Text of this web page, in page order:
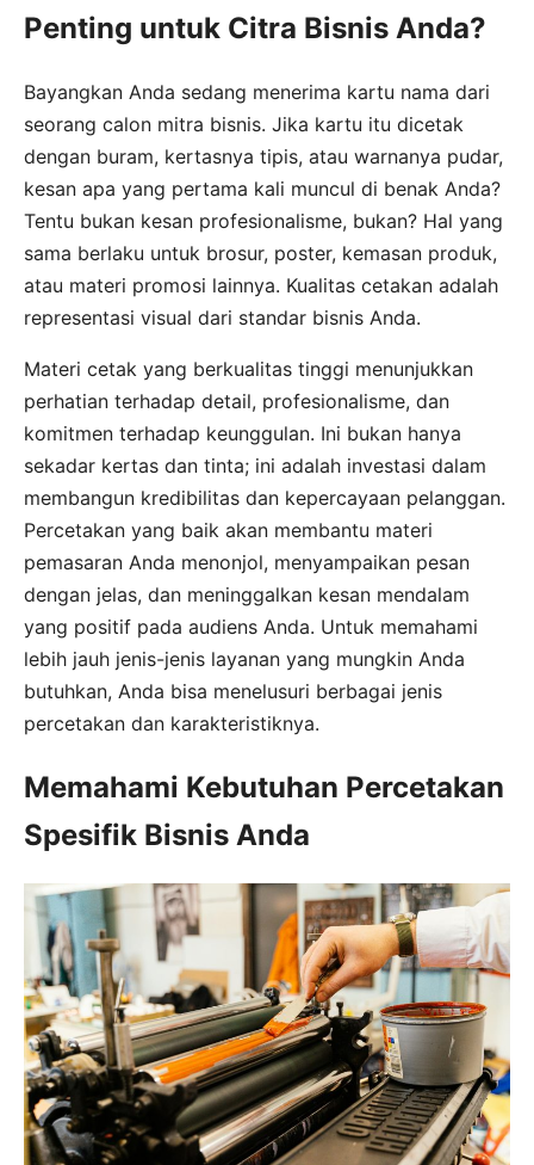
Penting untuk Citra Bisnis Anda?
Bayangkan Anda sedang menerima kartu nama dari
seorang calon mitra bisnis. Jika kartu itu dicetak
dengan buram, kertasnya tipis, atau warnanya pudar,
kesan apa yang pertama kali muncul di benak Anda?
Tentu bukan kesan profesionalisme, bukan? Hal yang
sama berlaku untuk brosur, poster, kemasan produk,
atau materi promosi lainnya. Kualitas cetakan adalah
representasi visual dari standar bisnis Anda.
Materi cetak yang berkualitas tinggi menunjukkan
perhatian terhadap detail, profesionalisme, dan
komitmen terhadap keunggulan. Ini bukan hanya
sekadar kertas dan tinta; ini adalah investasi dalam
membangun kredibilitas dan kepercayaan pelanggan.
Percetakan yang baik akan membantu materi
pemasaran Anda menonjol, menyampaikan pesan
dengan jelas, dan meninggalkan kesan mendalam
yang positif pada audiens Anda. Untuk memahami
lebih jauh jenis-jenis layanan yang mungkin Anda
butuhkan, Anda bisa menelusuri berbagai jenis
percetakan dan karakteristiknya.
Memahami Kebutuhan Percetakan
Spesifik Bisnis Anda